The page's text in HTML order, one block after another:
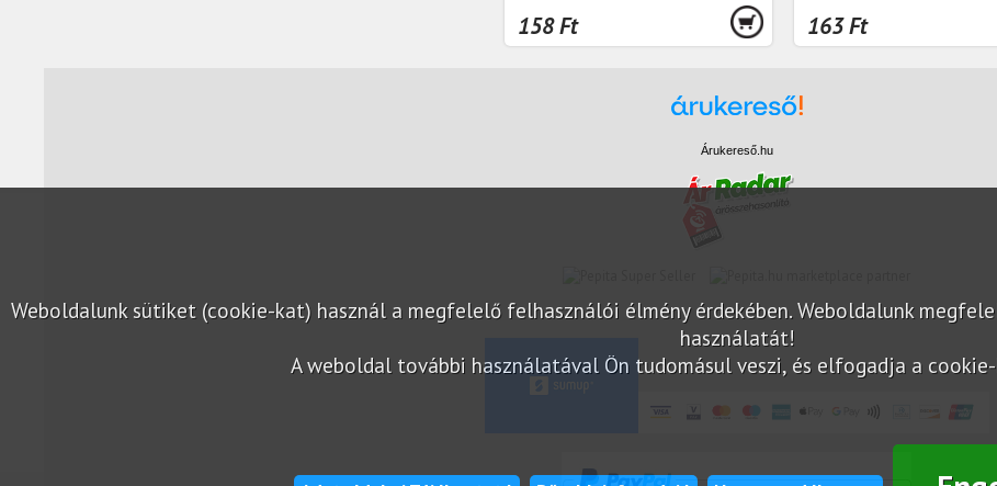
158 Ft 163 Ft
Weboldalunk sütiket (cookie-kat) használ a megfelelő felhasználói élmény érdekében. Weboldalunk
használatát!
A weboldal további használatával Ön tudomásul veszi, és elfogadja a
Árukereső.hu